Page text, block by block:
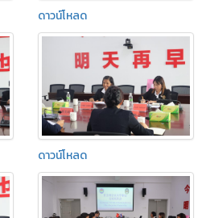
ดาวน์โหลด
ดาวน์โหลด